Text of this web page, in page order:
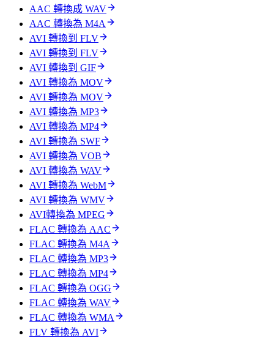
AAC 轉換成 WAV
AAC 轉換為 M4A
AVI 轉換到 FLV
AVI 轉換到 FLV
AVI 轉換到 GIF
AVI 轉換為 MOV
AVI 轉換為 MOV
AVI 轉換為 MP3
AVI 轉換為 MP4
AVI 轉換為 SWF
AVI 轉換為 VOB
AVI 轉換為 WAV
AVI 轉換為 WebM
AVI 轉換為 WMV
AVI轉換為 MPEG
FLAC 轉換為 AAC
FLAC 轉換為 M4A
FLAC 轉換為 MP3
FLAC 轉換為 MP4
FLAC 轉換為 OGG
FLAC 轉換為 WAV
FLAC 轉換為 WMA
FLV 轉換為 AVI